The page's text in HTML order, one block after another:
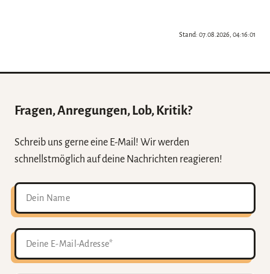
Stand: 07.08.2026, 04:16:01
Fragen, Anregungen, Lob, Kritik?
Schreib uns gerne eine E-Mail! Wir werden
schnellstmöglich auf deine Nachrichten reagieren!